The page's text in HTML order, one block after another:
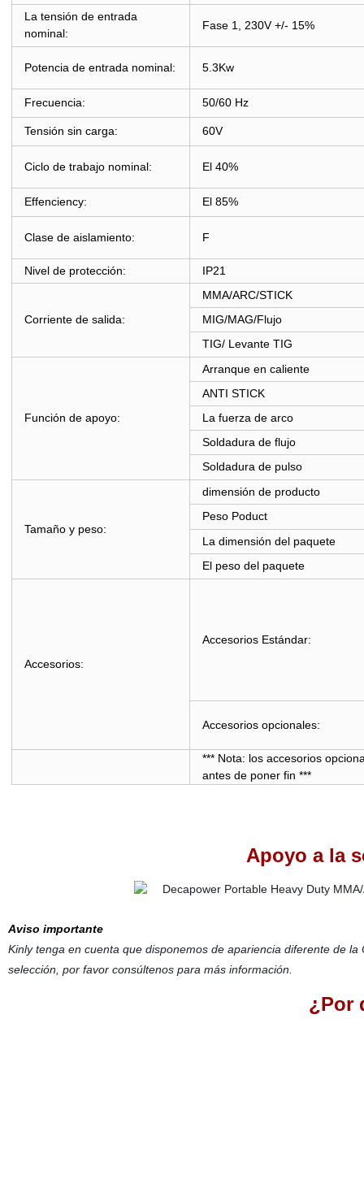
La tensión de entrada
nominal:
Fase 1, 230V +/- 15%
Potencia de entrada nominal: 5.3Kw
Frecuencia: 50/60 Hz
Tensión sin carga: 60V
Ciclo de trabajo nominal: El 40%
Effenciency: El 85%
Clase de aislamiento: F
Nivel de protección: IP21
Corriente de salida:
MMA/ARC/STICK
MIG/MAG/Flujo
TIG/ Levante TIG
Función de apoyo:
Arranque en caliente
ANTI STICK
La fuerza de arco
Soldadura de flujo
Soldadura de pulso
Tamaño y peso:
dimensión de producto
Peso Poduct
La dimensión del paquete
El peso del paquete
Accesorios:
Accesorios Estándar:
Accesorios opcionales:
*** Nota: los accesorios
antes de poner fin ***
Apoyo a la
Aviso importante
Kinly tenga en cuenta que disponemos de apariencia diferente de
selección, por favor consúltenos para más información.
¿Por